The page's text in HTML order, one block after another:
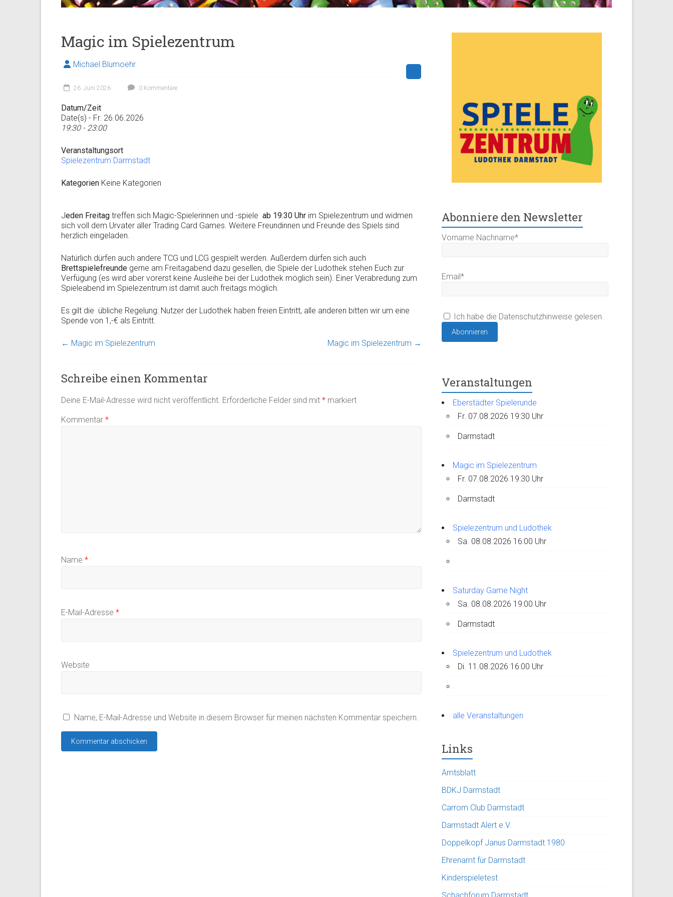
Magic im Spielezentrum
Michael Blumoehr
26. Juni 2026 0 Kommentare
Datum/Zeit
Date(s) - Fr. 26.06.2026
19:30 - 23:00
Veranstaltungsort
Spielezentrum Darmstadt
Kategorien Keine Kategorien
Jeden Freitag treffen sich Magic-Spielerinnen und -spiele ab 19:30 Uhr im Spielezentrum und widmen
sich voll dem Urvater aller Trading Card Games. Weitere Freundinnen und Freunde des Spiels sind
herzlich eingeladen.
Natürlich dürfen auch andere TCG und LCG gespielt werden. Außerdem dürfen sich auch
Brettspielefreunde gerne am Freitagabend dazu gesellen, die Spiele der Ludothek stehen Euch zur
Verfügung (es wird aber vorerst keine Ausleihe bei der Ludothek möglich sein). Einer Verabredung zum
Spieleabend im Spielezentrum ist damit auch freitags möglich.
Es gilt die übliche Regelung: Nutzer der Ludothek haben freien Eintritt, alle anderen bitten wir um eine
Spende von 1,-€ als Eintritt.
← Magic im Spielezentrum Magic im Spielezentrum →
Schreibe einen Kommentar
Deine E-Mail-Adresse wird nicht veröffentlicht. Erforderliche Felder sind mit * markiert
Kommentar *
Name *
E-Mail-Adresse *
Website
Name, E-Mail-Adresse und Website in diesem Browser für meinen nächsten Kommentar speichern.
Abonniere den Newsletter
Vorname Nachname*
Email*
Ich habe die Datenschutzhinweise gelesen.
Veranstaltungen
Eberstädter Spielerunde
Fr. 07.08.2026 19:30 Uhr
Darmstadt
Magic im Spielezentrum
Fr. 07.08.2026 19:30 Uhr
Darmstadt
Spielezentrum und Ludothek
Sa. 08.08.2026 16:00 Uhr
Saturday Game Night
Sa. 08.08.2026 19:00 Uhr
Darmstadt
Spielezentrum und Ludothek
Di. 11.08.2026 16:00 Uhr
alle Veranstaltungen
Links
Amtsblatt
BDKJ Darmstadt
Carrom Club Darmstadt
Darmstadt Alert e.V.
Doppelkopf Janus Darmstadt 1980
Ehrenamt für Darmstadt
Kinderspieletest